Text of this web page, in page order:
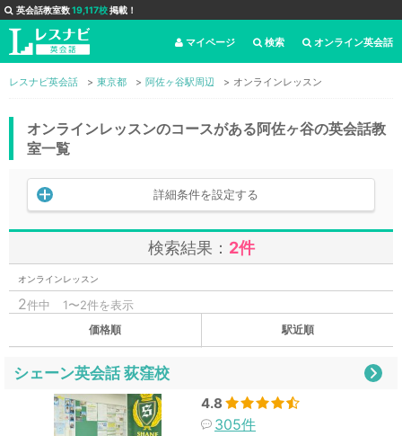
英会話教室数19,117校掲載！
オンライン英会話
検索
マイページ
レスナビ英会話 東京都 阿佐ヶ谷駅周辺 オンラインレッスン
オンラインレッスンのコースがある阿佐ヶ谷の英会話教
室一覧
詳細条件を設定する
検索結果： 2件
オンラインレッスン
2件中 1〜2件を表示
価格順 駅近順
シェーン英会話 荻窪校
4.8
305件